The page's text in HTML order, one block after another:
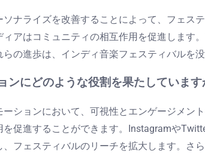
ナライズを改善することによって、フェス
アはコミュニティの相互作用を促進します
の進歩は、インディ音楽フェスティバルを
ンにどのような役割を果たしています
ションにおいて、可視性とエンゲージメ
促進することができます。Instagramや
フェスティバルのリーチを拡大します。さ